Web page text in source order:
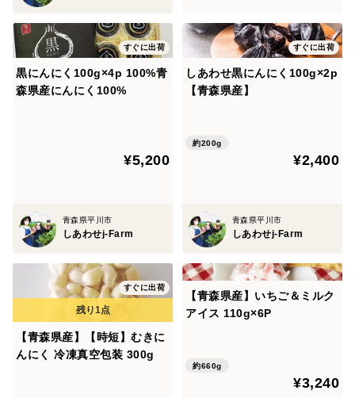
すぐに出荷
黒にんにく100g×4p 100%青
森県産にんにく100%
¥5,200
青森県平川市
しあわせj-Farm
すぐに出荷
しあわせ黒にんにく100g×2p
【青森県産】
約200g
¥2,400
青森県平川市
しあわせj-Farm
すぐに出荷
【青森県産】【時短】むきに
んにく 冷凍真空包装 300g
【青森県産】いちご＆ミルク
アイス 110g×6P
約660g
¥3,240